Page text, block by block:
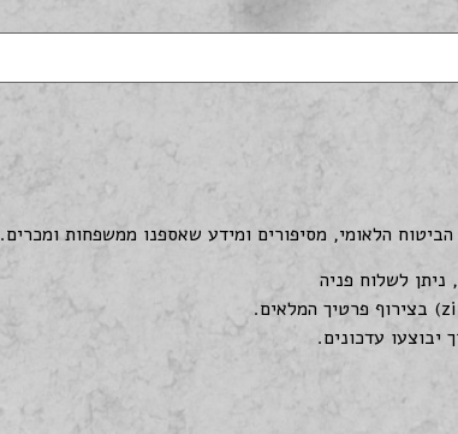
הלאומי, מסיפורים ומידע שאספנו ממשפחות ומכרים.
לשלוח פניה
) בצירוף פרטיך המלאים.
עדכונים.